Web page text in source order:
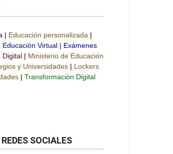
| Educación personalizada |
Educación Virtual | Exámenes
Digital | Ministerio de Educación
y Universidades | Lockers
| Transformación Digital
SOCIALES